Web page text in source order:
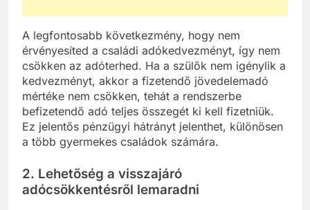
A legfontosabb következmény, hogy nem
érvényesíted a családi adókedvezményt, így nem
csökken az adóterhed. Ha a szülők nem igénylik a
kedvezményt, akkor a fizetendő jövedelemadó
mértéke nem csökken, tehát a rendszerbe
befizetendő adó teljes összegét ki kell fizetniük.
Ez jelentős pénzügyi hátrányt jelenthet, különösen
a több gyermekes családok számára.
2. Lehetőség a visszajáró
adócsökkentésről lemaradni